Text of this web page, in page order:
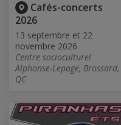
Cafés-concerts
2026
13 septembre et 22
novembre 2026
Centre socioculturel
Alphonse-Lepage, Brossard,
QC